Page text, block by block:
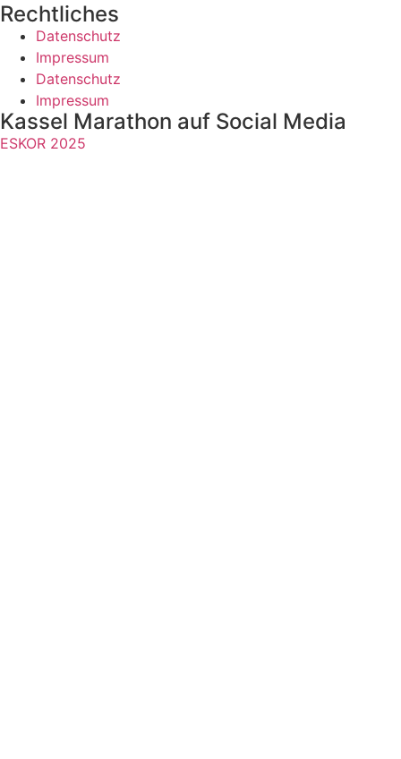
Rechtliches
Datenschutz
Impressum
Datenschutz
Impressum
Kassel Marathon auf Social Media
ESKOR 2025